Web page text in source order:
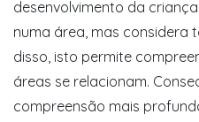
desenvolvimento da
numa área, mas considera
disso, isto permite
áreas se relacionam.
compreensão mais